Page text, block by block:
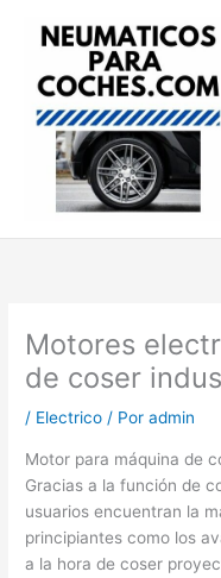
Motores
de coser
/ Electrico / Poradmin
Motor para máquina de
Gracias a la función de
usuarios encuentran la
principiantes como los
a la hora de coser